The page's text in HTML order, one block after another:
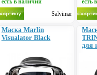
есть в наличии
Salvimar
есть
Маска Marlin
Visualator Black
для